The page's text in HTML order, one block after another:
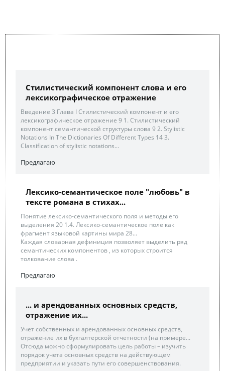
Стилистический компонент слова и его
лексикографическое отражение
Введение 3 Глава I Cтилистический компонент и его
лексикографическое отражение 9 1. Стилистический
компонент семантической структуры слова 9 2. Stylistic
Notations In The Dictionaries Of Different Types 14 3.
Classification of stylistic notations...
Предлагаю
Лексико-семантическое поле "любовь" в
тексте романа в стихах...
Понятие лексико-семантического поля и методы его
выделения 20 1.4. Лексико-семантическое поле как
фрагмент языковой картины мира 28...
Каждая словарная дефиниция позволяет выделить ряд
семантических компонентов , из которых строится
толкование слова .
Предлагаю
... и арендованных основных средств,
отражение их...
Учет собственных и арендованных основных средств,
отражение их в бухгалтерской отчетности (на примере...
Отсюда можно сформулировать цель работы – изучить
порядок учета основных средств на действующем
предприятии и указать пути его совершенствования.